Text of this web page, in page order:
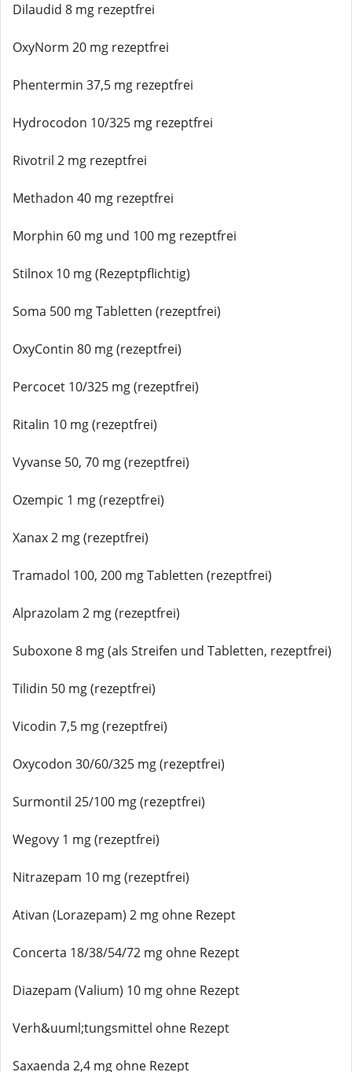
Dilaudid 8 mg rezeptfrei
OxyNorm 20 mg rezeptfrei
Phentermin 37,5 mg rezeptfrei
Hydrocodon 10/325 mg rezeptfrei
Rivotril 2 mg rezeptfrei
Methadon 40 mg rezeptfrei
Morphin 60 mg und 100 mg rezeptfrei
Stilnox 10 mg (Rezeptpflichtig)
Soma 500 mg Tabletten (rezeptfrei)
OxyContin 80 mg (rezeptfrei)
Percocet 10/325 mg (rezeptfrei)
Ritalin 10 mg (rezeptfrei)
Vyvanse 50, 70 mg (rezeptfrei)
Ozempic 1 mg (rezeptfrei)
Xanax 2 mg (rezeptfrei)
Tramadol 100, 200 mg Tabletten (rezeptfrei)
Alprazolam 2 mg (rezeptfrei)
Suboxone 8 mg (als Streifen und Tabletten, rezeptfrei)
Tilidin 50 mg (rezeptfrei)
Vicodin 7,5 mg (rezeptfrei)
Oxycodon 30/60/325 mg (rezeptfrei)
Surmontil 25/100 mg (rezeptfrei)
Wegovy 1 mg (rezeptfrei)
Nitrazepam 10 mg (rezeptfrei)
Ativan (Lorazepam) 2 mg ohne Rezept
Concerta 18/38/54/72 mg ohne Rezept
Diazepam (Valium) 10 mg ohne Rezept
Verh&uuml;tungsmittel ohne Rezept
Saxaenda 2,4 mg ohne Rezept